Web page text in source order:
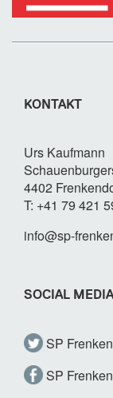
KONTAKT
Urs Kaufmann
4402
T: +41 79 421
info@sp-
SOCIAL MEDIA
SP
SP